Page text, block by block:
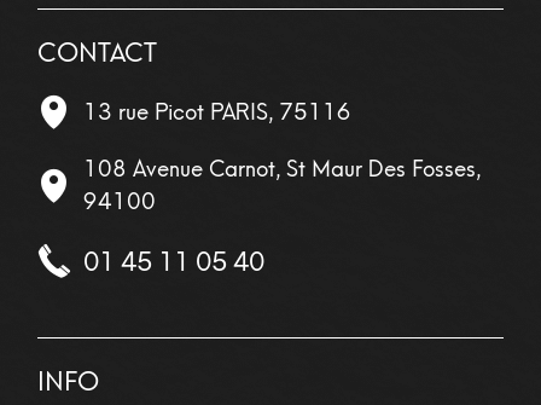
CONTACT
13 rue Picot PARIS, 75116
108 Avenue Carnot, St Maur Des Fosses,
94100
01 45 11 05 40
INFO